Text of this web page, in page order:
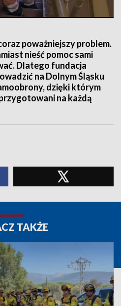
poważniejszy problem.
nieść pomoc sami
Dlatego fundacja
na Dolnym Śląsku
dzięki którym
na każdą
TAKŻE